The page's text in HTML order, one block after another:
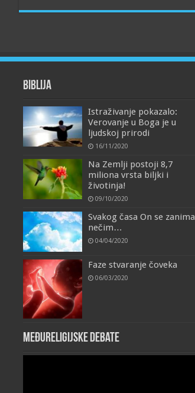
Biblija
Istraživanje pokazalo:
Verovanje u Boga je u
ljudskoj prirodi
16/11/2020
Na Zemlji postoji 8,7
miliona vrsta biljki i
životinja!
09/10/2020
Svakog časa On se zanima
nečim…
04/04/2020
Faze stvaranje čoveka
06/03/2020
Međureligijske debate